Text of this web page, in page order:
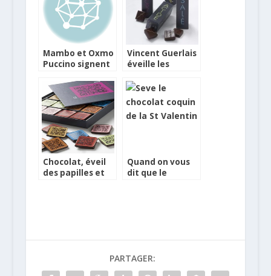
Mambo et Oxmo
Puccino signent
limitée de vodka
Eristoff
Vincent Guerlais
éveille les
chocolat
Chocolat, éveil
des papilles et
Quand on vous
dit que le
PARTAGER: